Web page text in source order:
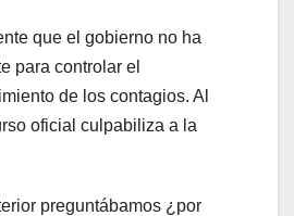
que el gobierno no ha
para controlar el
de los contagios. Al
oficial culpabiliza a la
preguntábamos ¿por